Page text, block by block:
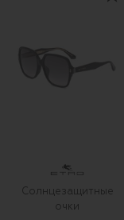
Солнцезащитные
очки